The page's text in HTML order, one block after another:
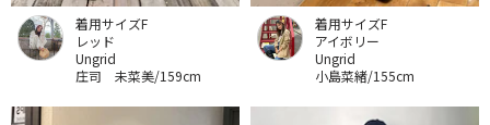
着用サイズF
レッド
Ungrid
庄司 未菜美/159cm
着用サイズF
アイボリー
Ungrid
小島菜緒/155cm